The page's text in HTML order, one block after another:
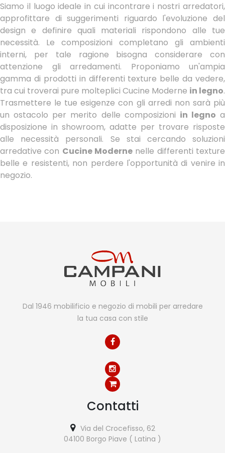
Siamo il luogo ideale in cui incontrare i nostri arredatori,
approfittare di suggerimenti riguardo l'evoluzione del
design e definire quali materiali rispondono alle tue
necessità. Le composizioni completano gli ambienti
interni, per tale ragione bisogna considerare con
attenzione gli arredamenti. Proponiamo un'ampia
gamma di prodotti in differenti texture belle da vedere,
tra cui troverai pure molteplici Cucine Moderne in legno.
Trasmettere le tue esigenze con gli arredi non sarà più
un ostacolo per merito delle composizioni in legno a
disposizione in showroom, adatte per trovare risposte
alle necessità personali. Se stai cercando soluzioni
arredative con Cucine Moderne nelle differenti texture
belle e resistenti, non perdere l'opportunità di venire in
negozio.
Dal 1946 mobilificio e negozio di mobili per arredare
la tua casa con stile
Contatti
Via del Crocefisso, 62
04100 Borgo Piave ( Latina )